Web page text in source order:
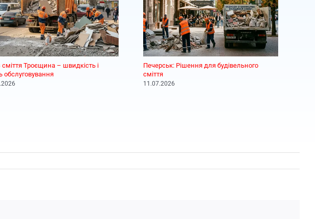
сміття Троєщина – швидкість і
обслуговування
Печерськ: Рішення для будівельного
сміття
11.07.2026